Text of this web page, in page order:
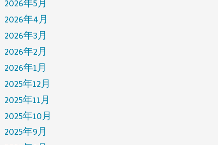
2026年5月
2026年4月
2026年3月
2026年2月
2026年1月
2025年12月
2025年11月
2025年10月
2025年9月